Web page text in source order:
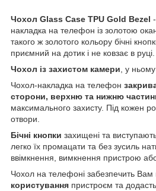
Чохол Glass Case TPU Gold Bezel
накладка на телефон із золотою
такого ж золотого кольору бічні
приємний на дотик і не ковзає в руці.
Чохол із захистом камери, у
Чохол-накладка на телефон
сторони, верхню та нижню
максимального захисту. Під кожен
отвори.
Бічні кнопки захищені та
легко їх промацати та без зусиль
ввімкнення, вимкнення пристрою
Чохол на телефоні забезпечить Вам
користування пристроєм та